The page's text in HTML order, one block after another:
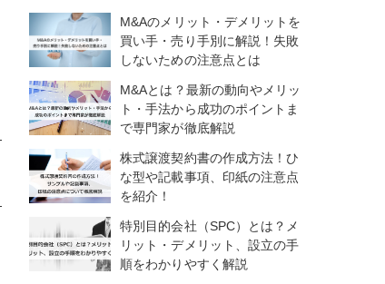
M&Aのメリット・デメリットを
買い手・売り手別に解説！失敗
しないための注意点とは
M&Aとは？最新の動向やメリッ
ト・手法から成功のポイントま
で専門家が徹底解説
株式譲渡契約書の作成方法！ひ
な型や記載事項、印紙の注意点
を紹介！
特別目的会社（SPC）とは？メ
リット・デメリット、設立の手
順をわかりやすく解説